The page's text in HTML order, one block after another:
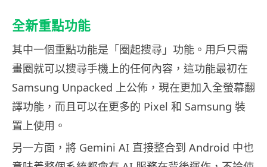
全新重點功能
其中一個重點功能是「圈起搜尋」功能。用戶只需
畫圈就可以搜尋手機上的任何內容，這功能最初在
Samsung Unpacked 上公佈，現在更加入全螢幕翻
譯功能，而且可以在更多的 Pixel 和 Samsung 裝
置上使用。
另一方面，將 Gemini AI 直接整合到 Android 中也